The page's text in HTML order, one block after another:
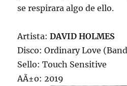
se respirara algo de ello.
Artista:DAVID HOLMES
Disco: Ordinary Love
Sello: Touch Sensitive
AÃ±o: 2019